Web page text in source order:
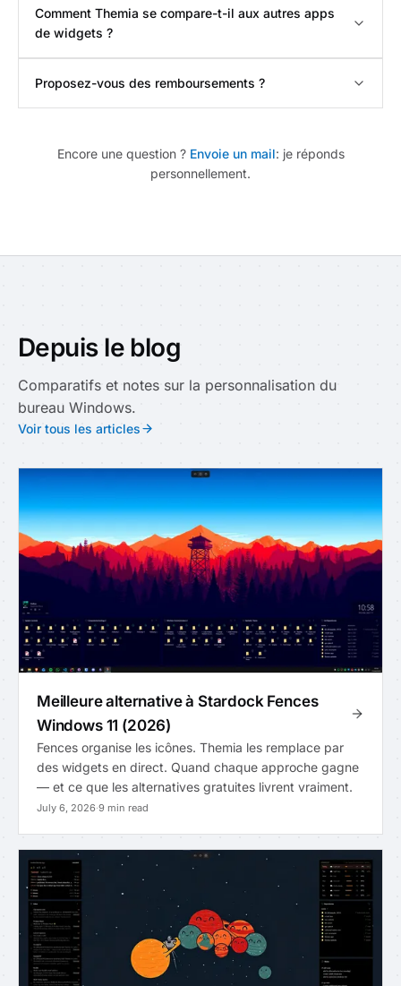
Comment Themia se compare-t-il aux autres apps
de widgets ?
Proposez-vous des remboursements ?
Encore une question ? Envoie un mail: je réponds
personnellement.
Depuis le blog
Comparatifs et notes sur la personnalisation du
bureau Windows.
Voir tous les articles
Meilleure alternative à Stardock Fences
Windows 11 (2026)
Fences organise les icônes. Themia les remplace par
des widgets en direct. Quand chaque approche gagne
— et ce que les alternatives gratuites livrent vraiment.
July 6, 2026·9 min read